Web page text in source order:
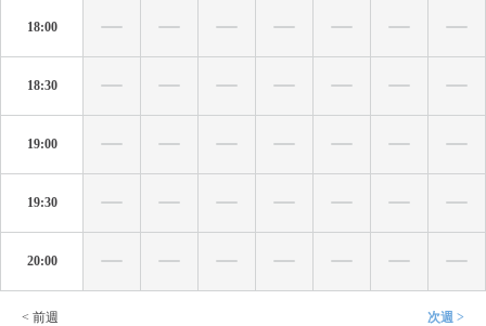
18:00
18:30
19:00
19:30
20:00
< 前週 次週 >